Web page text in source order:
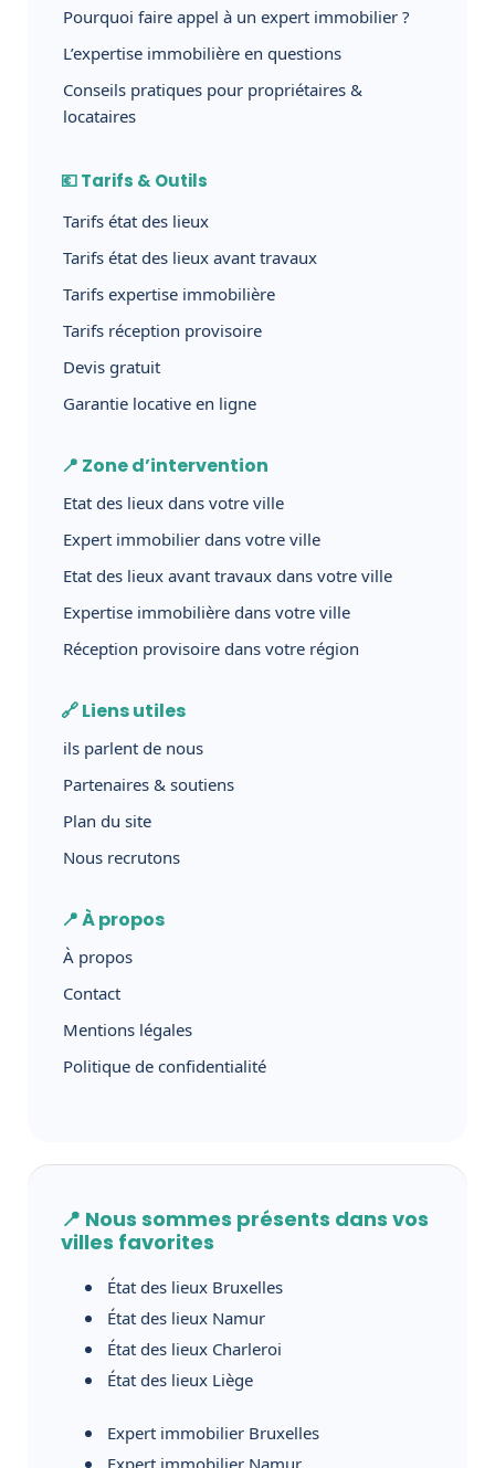
Pourquoi faire appel à un expert immobilier ?
L’expertise immobilière en questions
Conseils pratiques pour propriétaires &
locataires
💶 Tarifs & Outils
Tarifs état des lieux
Tarifs état des lieux avant travaux
Tarifs expertise immobilière
Tarifs réception provisoire
Devis gratuit
Garantie locative en ligne
📍 Zone d’intervention
Etat des lieux dans votre ville
Expert immobilier dans votre ville
Etat des lieux avant travaux dans votre ville
Expertise immobilière dans votre ville
Réception provisoire dans votre région
🔗 Liens utiles
ils parlent de nous
Partenaires & soutiens
Plan du site
Nous recrutons
📍 À propos
À propos
Contact
Mentions légales
Politique de confidentialité
📍 Nous sommes présents dans vos
villes favorites
État des lieux Bruxelles
État des lieux Namur
État des lieux Charleroi
État des lieux Liège
Expert immobilier Bruxelles
Expert immobilier Namur